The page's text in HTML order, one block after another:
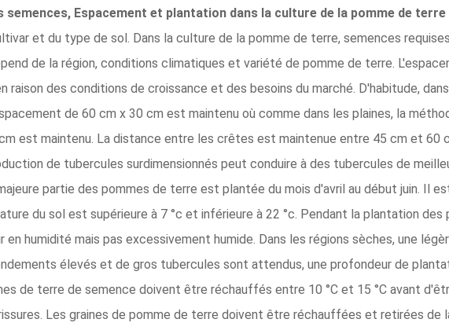
semences, Espacement et plantation dans la culture de la pomme de terre
et du type de sol. Dans la culture de la pomme de terre, semences
de la région, conditions climatiques et variété de pomme de terre.
raison des conditions de croissance et des besoins du marché. D'habitude,
de 60 cm x 30 cm est maintenu où comme dans les plaines, la
est maintenu. La distance entre les crêtes est maintenue entre 45 cm et 60
de tubercules surdimensionnés peut conduire à des tubercules de
partie des pommes de terre est plantée du mois d'avril au début juin. Il
du sol est supérieure à 7 °c et inférieure à 22 °c. Pendant la plantation des
en humidité mais pas excessivement humide. Dans les régions sèches, une
élevés et de gros tubercules sont attendus, une profondeur de
de terre de semence doivent être réchauffés entre 10 °C et 15 °C avant
Les graines de pomme de terre doivent être réchauffées et retirées de